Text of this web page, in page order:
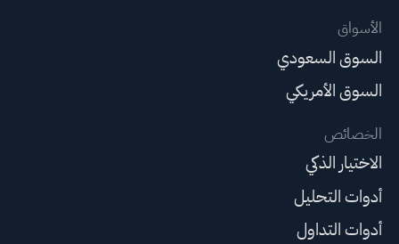
الأسواق
السوق السعودي
السوق الأمريكي
الخصائص
الاختيار الذكي
أدوات التحليل
أدوات التداول